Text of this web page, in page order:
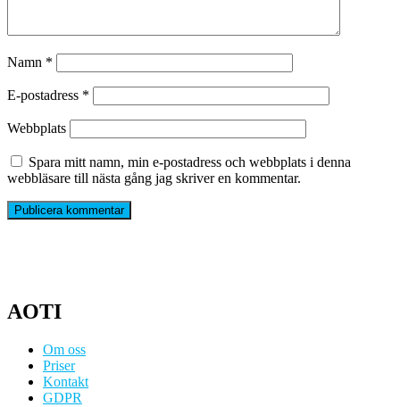
Namn *
E-postadress *
Webbplats
Spara mitt namn, min e-postadress och webbplats i denna
webbläsare till nästa gång jag skriver en kommentar.
AOTI
Om oss
Priser
Kontakt
GDPR